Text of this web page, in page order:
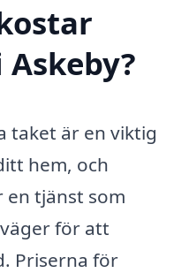
taket är en viktig
hem, och
en tjänst som
för att
Priserna för